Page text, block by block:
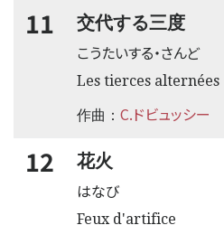
11 交代する三度
こうたいする・さんど
Les tierces alternées
作曲： C.ドビュッシー
12 花火
はなび
Feux d'artifice